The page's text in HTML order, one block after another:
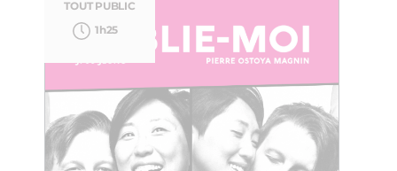
TOUT PUBLIC
1h25